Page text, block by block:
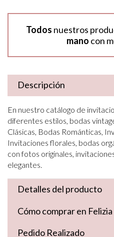
Todos nuestros
mano con
Descripción
En nuestro catálogo de
diferentes estilos, bodas
Clásicas, Bodas Románticas,
Invitaciones florales, bodas
con fotos originales,
elegantes.
Detalles del producto
Cómo comprar en Felizia
Pedido Realizado